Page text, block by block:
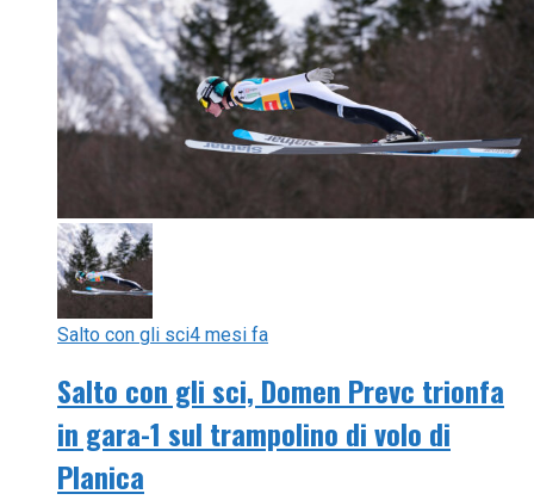
Salto con gli sci4 mesi fa
Salto con gli sci, Domen Prevc trionfa
in gara-1 sul trampolino di volo di
Planica